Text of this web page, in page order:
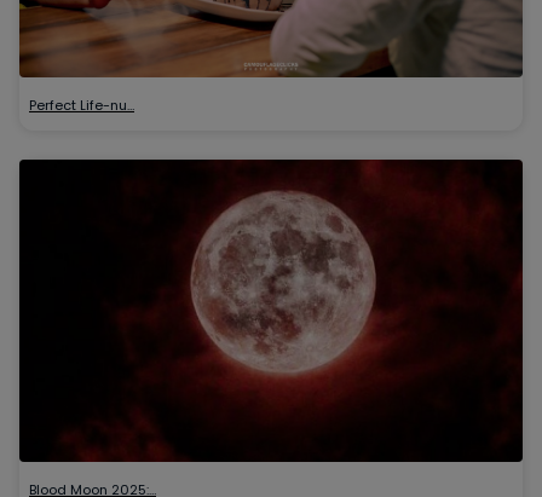
Perfect Life-nu…
Blood Moon 2025:…